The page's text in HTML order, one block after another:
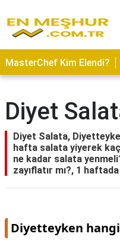
ASTROLOJİ
SAĞLIK
TARİFLERİ
GEZİLECEK
YERLER
CİLT
KAMP
MasterChef Kim Elendi?
Diyet
Diyet Salata,
hafta salata yiyerek
ne kadar salata
zayıflatır mı?, 1
Diyetteyken